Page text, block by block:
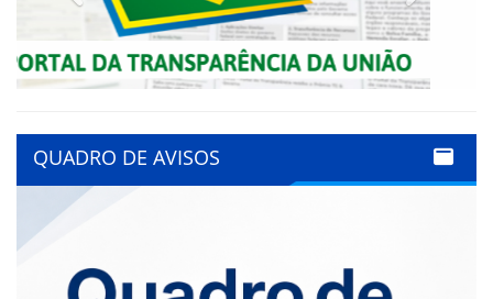
QUADRO DE AVISOS